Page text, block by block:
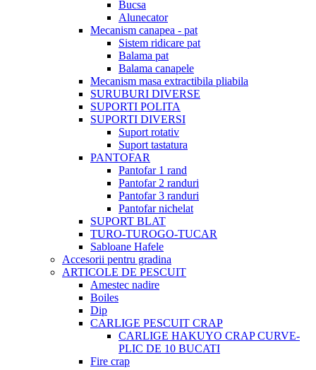
Bucsa
Alunecator
Mecanism canapea - pat
Sistem ridicare pat
Balama pat
Balama canapele
Mecanism masa extractibila pliabila
SURUBURI DIVERSE
SUPORTI POLITA
SUPORTI DIVERSI
Suport rotativ
Suport tastatura
PANTOFAR
Pantofar 1 rand
Pantofar 2 randuri
Pantofar 3 randuri
Pantofar nichelat
SUPORT BLAT
TURO-TUROGO-TUCAR
Sabloane Hafele
Accesorii pentru gradina
ARTICOLE DE PESCUIT
Amestec nadire
Boiles
Dip
CARLIGE PESCUIT CRAP
CARLIGE HAKUYO CRAP CURVE-
PLIC DE 10 BUCATI
Fire crap